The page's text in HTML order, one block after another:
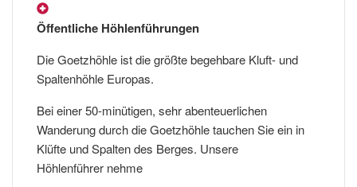
Öffentliche Höhlenführungen
Die Goetzhöhle ist die größte begehbare Kluft- und
Spaltenhöhle Europas.
Bei einer 50-minütigen, sehr abenteuerlichen
Wanderung durch die Goetzhöhle tauchen Sie ein in
Klüfte und Spalten des Berges. Unsere
Höhlenführer nehme